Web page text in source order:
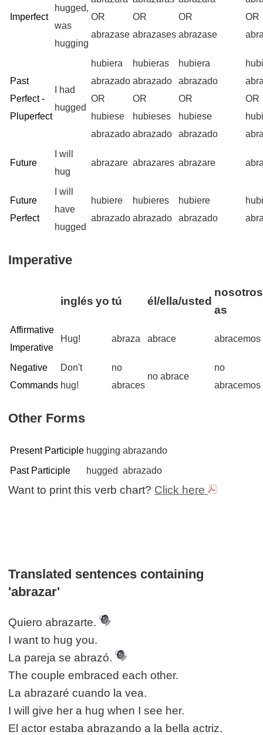
Imperfect
hugged,
was
hugging
OR
abrazase
OR
abrazases
OR
abrazase
OR
Past
Perfect -
Pluperfect
I had
hugged
hubiera
abrazado
OR
hubiese
abrazado
hubieras
abrazado
OR
hubieses
abrazado
hubiera
abrazado
OR
hubiese
abrazado
OR
Future
I will
hug
abrazare abrazares abrazare
Future
Perfect
I will
have
hugged
hubiere
abrazado
hubieres
abrazado
hubiere
abrazado
Imperative
inglés yo tú él/ella/usted
as
Affirmative
Imperative
Hug! abraza abrace abracemos
Negative
Commands
Don't
hug!
no
abraces
no abrace
no
abracemos
Other Forms
Present Participle hugging abrazando
Past Participle
hugged abrazado
Want to print this verb chart? Click here
Translated sentences containing
'abrazar'
Quiero abrazarte.
I want to hug you.
La pareja se abrazó.
The couple embraced each other.
La abrazaré cuando la vea.
I will give her a hug when I see her.
El actor estaba abrazando a la bella actriz.